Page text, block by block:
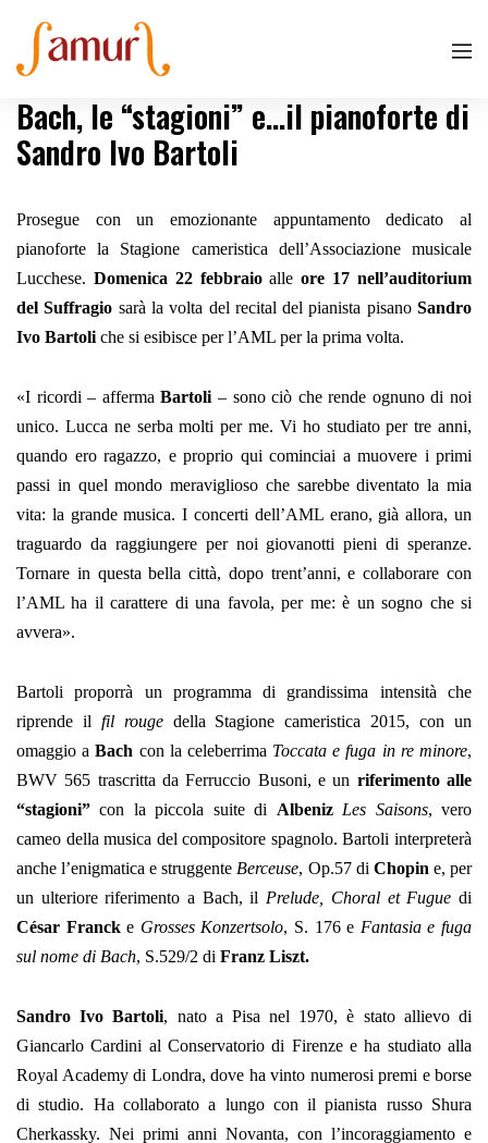
Bach, le “stagioni” e…il pianoforte di
Sandro Ivo Bartoli
Prosegue con un emozionante appuntamento dedicato al
pianoforte la Stagione cameristica dell’Associazione musicale
Lucchese. Domenica 22 febbraioalleore 17 nell’auditorium
del Suffragio sarà la volta del recital del pianista pisanoSandro
Ivo Bartoli che si esibisce per l’AML per la prima volta.
«I ricordi – affermaBartoli – sono ciò che rende ognuno di noi
unico. Lucca ne serba molti per me. Vi ho studiato per tre anni,
quando ero ragazzo, e proprio qui cominciai a muovere i primi
passi in quel mondo meraviglioso che sarebbe diventato la mia
vita: la grande musica. I concerti dell’AML erano, già allora, un
traguardo da raggiungere per noi giovanotti pieni di speranze.
Tornare in questa bella città, dopo trent’anni, e collaborare con
l’AML ha il carattere di una favola, per me: è un sogno che si
avvera».
Bartoli proporrà un programma di grandissima intensità che
riprende il fil rouge della Stagione cameristica 2015, con un
omaggio aBach con la celeberrima Toccata e fuga in re minore,
BWV 565 trascritta da Ferruccio Busoni, e un riferimento alle
“stagioni”con la piccola suite di Albeniz Les Saisons, vero
cameo della musica del compositore spagnolo. Bartoli interpreterà
anche l’enigmatica e struggente Berceuse, Op.57 di Chopin e, per
un ulteriore riferimento a Bach, il Prelude, Choral et Fugue di
César Francke Grosses Konzertsolo, S. 176 e Fantasia e fuga
sul nome di Bach, S.529/2 di Franz Liszt.
Sandro Ivo Bartoli, nato a Pisa nel 1970, è stato allievo di
Giancarlo Cardini al Conservatorio di Firenze e ha studiato alla
Royal Academy di Londra, dove ha vinto numerosi premi e borse
di studio. Ha collaborato a lungo con il pianista russo Shura
Cherkassky. Nei primi anni Novanta, con l’incoraggiamento e